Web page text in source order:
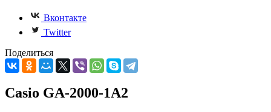
Вконтакте
Twitter
Поделиться
Casio GA-2000-1A2